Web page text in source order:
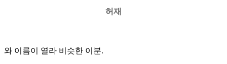
허재
와 이름이 열라 비슷한 이분.